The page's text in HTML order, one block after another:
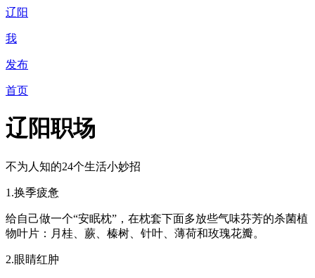
辽阳
我
发布
首页
辽阳职场
不为人知的24个生活小妙招
1.换季疲惫
给自己做一个“安眠枕”，在枕套下面多放些气味芬芳的杀菌植
物叶片：月桂、蕨、榛树、针叶、薄荷和玫瑰花瓣。
2.眼睛红肿